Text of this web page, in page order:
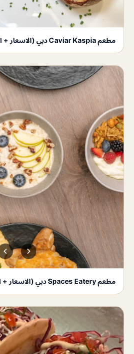
مطعم Caviar Kaspia دبي (الاسعار + المنيو + الموقع)
مطعم Spaces Eatery دبي (الاسعار + المنيو + الموقع)